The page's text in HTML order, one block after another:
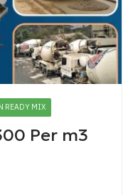
READY MIX
Per m3